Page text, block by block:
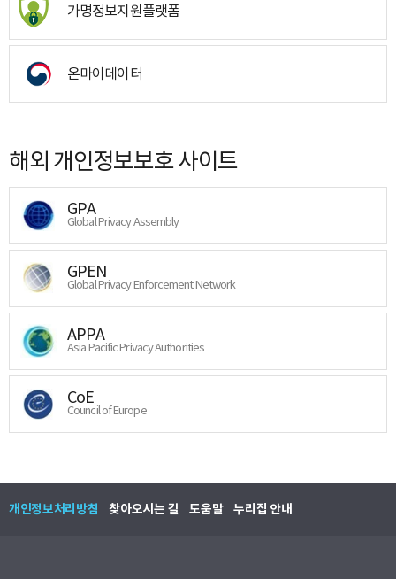
가명정보지원플랫폼
온마이데이터
해외 개인정보보호 사이트
GPA
Global Privacy Assembly
GPEN
Global Privacy Enforcement Network
APPA
Asia Pacific Privacy Authorities
CoE
Council of Europe
개인정보처리방침 찾아오시는 길 도움말 누리집 안내